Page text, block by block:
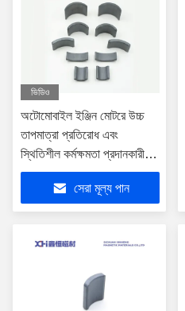
ভিডিও
অটোমোবাইল ইঞ্জিন মোটরে উচ্চ
তাপমাত্রা প্রতিরোধ এবং
স্থিতিশীল কর্মক্ষমতা প্রদানকারী
স্থায়ী ফেরাইট চুম্বক
সেরা মূল্য পান